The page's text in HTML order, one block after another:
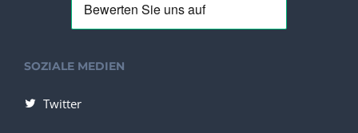
SOZIALE MEDIEN
Twitter